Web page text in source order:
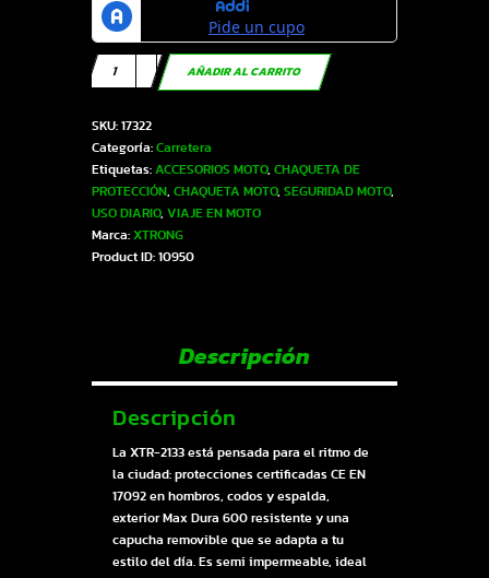
XTR-
2133
CHAQUETA-
CARRETERA
HOMBRE
GRIS
XL
|
SKU17322
AÑADIR AL CARRITO
SKU: 17322
Categoría: Carretera
Etiquetas: ACCESORIOS MOTO, CHAQUETA DE
PROTECCIÓN, CHAQUETA MOTO, SEGURIDAD MOTO,
USO DIARIO, VIAJE EN MOTO
Marca: XTRONG
Product ID: 10950
Descripción
Descripción
La XTR-2133 está pensada para el ritmo de
la ciudad: protecciones certificadas CE EN
17092 en hombros, codos y espalda,
exterior Max Dura 600 resistente y una
capucha removible que se adapta a tu
estilo del día. Es semi impermeable, ideal